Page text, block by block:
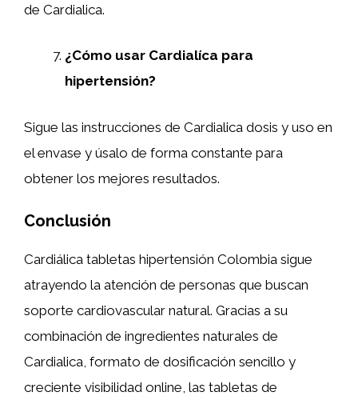
de Cardialica.
¿Cómo usar Cardialíca para
hipertensión?
Sigue las instrucciones de Cardialica dosis y uso en
el envase y úsalo de forma constante para
obtener los mejores resultados.
Conclusión
Cardiálica tabletas hipertensión Colombia sigue
atrayendo la atención de personas que buscan
soporte cardiovascular natural. Gracias a su
combinación de ingredientes naturales de
Cardialica, formato de dosificación sencillo y
creciente visibilidad online, las tabletas de